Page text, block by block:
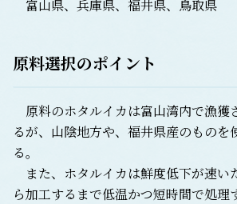
富山県、兵庫県、福井県、鳥取県
原料選択のポイント
原料のホタルイカは富山湾内で漁獲
るが、山陰地方や、福井県産のものを
る。
また、ホタルイカは鮮度低下が速い
ら加工するまで低温かつ短時間で処理